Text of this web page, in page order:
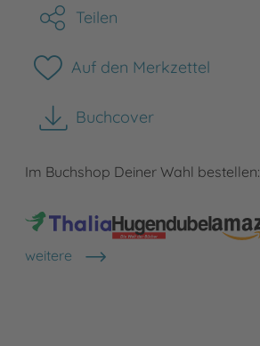
Teilen
Auf den Merkzettel
Buchcover
herunterladen
Im Buchshop Deiner Wahl bestellen:
weitere
Shops anzeigen